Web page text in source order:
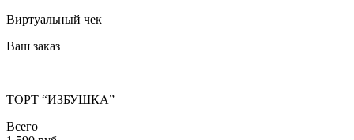
Виртуальный чек
Ваш заказ
ТОРТ “ИЗБУШКА”
Всего